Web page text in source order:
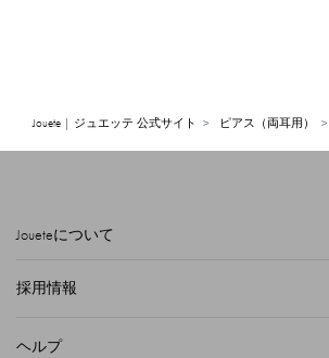
Jouete | ジュエッテ 公式サイト ピアス（両耳用）
Joueteについて
採用情報
ヘルプ